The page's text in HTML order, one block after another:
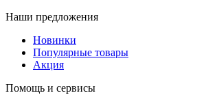
Наши предложения
Новинки
Популярные товары
Акция
Помощь и сервисы